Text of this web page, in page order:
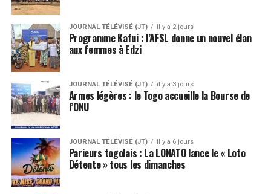
JOURNAL TÉLÉVISÉ (JT) il y a 2 jours
Programme Kafui : l’AFSL donne un nouvel élan
aux femmes à Edzi
JOURNAL TÉLÉVISÉ (JT) il y a 3 jours
Armes légères : le Togo accueille la Bourse de
l’ONU
JOURNAL TÉLÉVISÉ (JT) il y a 6 jours
Parieurs togolais : La LONATO lance le « Loto
Détente » tous les dimanches